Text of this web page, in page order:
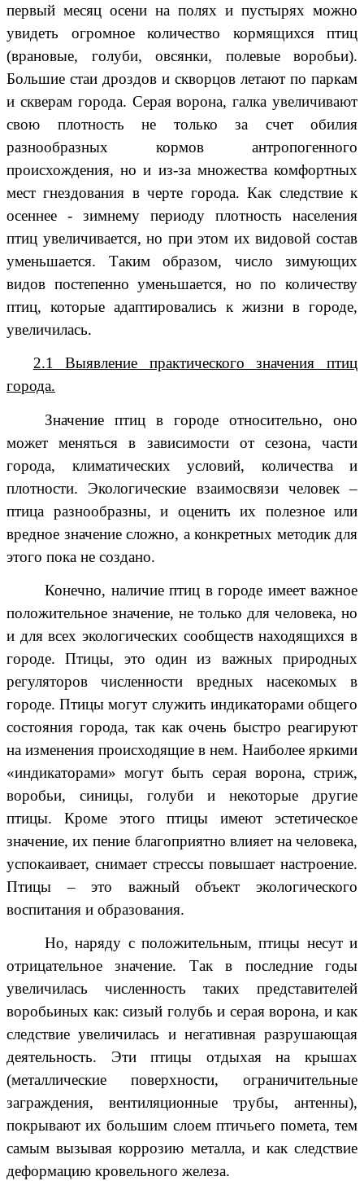
первый месяц осени на полях и пустырях можно
увидеть огромное количество кормящихся птиц
(врановые, голуби, овсянки, полевые воробьи).
Большие стаи дроздов и скворцов летают по паркам
и скверам города. Серая ворона, галка увеличивают
свою плотность не только за счет обилия
разнообразных кормов антропогенного
происхождения, но и из-за множества комфортных
мест гнездования в черте города. Как следствие к
осеннее - зимнему периоду плотность населения
птиц увеличивается, но при этом их видовой состав
уменьшается. Таким образом, число зимующих
видов постепенно уменьшается, но по количеству
птиц, которые адаптировались к жизни в городе,
увеличилась.
2.1 Выявление практического значения птиц
города.
Значение птиц в городе относительно, оно
может меняться в зависимости от сезона, части
города, климатических условий, количества и
плотности. Экологические взаимосвязи человек –
птица разнообразны, и оценить их полезное или
вредное значение сложно, а конкретных методик для
этого пока не создано.
Конечно, наличие птиц в городе имеет важное
положительное значение, не только для человека, но
и для всех экологических сообществ находящихся в
городе. Птицы, это один из важных природных
регуляторов численности вредных насекомых в
городе. Птицы могут служить индикаторами общего
состояния города, так как очень быстро реагируют
на изменения происходящие в нем. Наиболее яркими
«индикаторами» могут быть серая ворона, стриж,
воробьи, синицы, голуби и некоторые другие
птицы. Кроме этого птицы имеют эстетическое
значение, их пение благоприятно влияет на человека,
успокаивает, снимает стрессы повышает настроение.
Птицы – это важный объект экологического
воспитания и образования.
Но, наряду с положительным, птицы несут и
отрицательное значение. Так в последние годы
увеличилась численность таких представителей
воробьиных как: сизый голубь и серая ворона, и как
следствие увеличилась и негативная разрушающая
деятельность. Эти птицы отдыхая на крышах
(металлические поверхности, ограничительные
заграждения, вентиляционные трубы, антенны),
покрывают их большим слоем птичьего помета, тем
самым вызывая коррозию металла, и как следствие
деформацию кровельного железа.